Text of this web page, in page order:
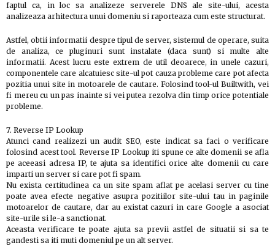
faptul ca, in loc sa analizeze serverele DNS ale site-ului, acesta
analizeaza arhitectura unui domeniu si raporteaza cum este structurat.
Astfel, obtii informatii despre tipul de server, sistemul de operare, suita
de analiza, ce pluginuri sunt instalate (daca sunt) si multe alte
informatii. Acest lucru este extrem de util deoarece, in unele cazuri,
componentele care alcatuiesc site-ul pot cauza probleme care pot afecta
pozitia unui site in motoarele de cautare. Folosind tool-ul Builtwith, vei
fi mereu cu un pas inainte si vei putea rezolva din timp orice potentiale
probleme.
7. Reverse IP Lookup
Atunci cand realizezi un audit SEO, este indicat sa faci o verificare
folosind acest tool. Reverse IP Lookup iti spune ce alte domenii se afla
pe aceeasi adresa IP, te ajuta sa identifici orice alte domenii cu care
imparti un server si care pot fi spam.
Nu exista certitudinea ca un site spam aflat pe acelasi server cu tine
poate avea efecte negative asupra pozitiilor site-ului tau in paginile
motoarelor de cautare, dar au existat cazuri in care Google a asociat
site-urile si le-a sanctionat.
Aceasta verificare te poate ajuta sa previi astfel de situatii si sa te
gandesti sa iti muti domeniul pe un alt server.